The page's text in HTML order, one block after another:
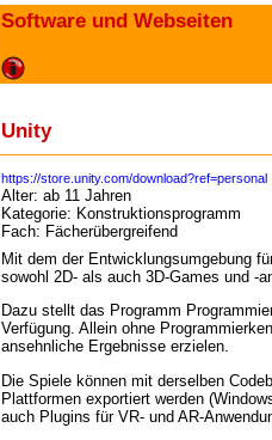
Software und Webseiten
Unity
https://store.unity.com/download?ref=personal
Alter: ab 11 Jahren
Kategorie: Konstruktionsprogramm
Fach: Fächerübergreifend
Mit dem der Entwicklungsumgebung
sowohl 2D- als auch 3D-Games und -
Dazu stellt das Programm
Verfügung. Allein ohne
ansehnliche Ergebnisse erzielen.
Die Spiele können mit derselben
Plattformen exportiert werden
auch Plugins für VR- und AR-